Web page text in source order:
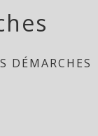
DÉMARCHES